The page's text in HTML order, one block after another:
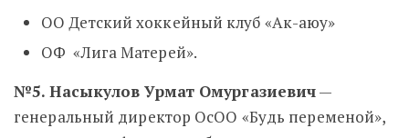
ОО Детский хоккейный клуб «Ак-аюу»
ОФ «Лига Матерей».
№5. Насыкулов Урмат Омургазиевич—
генеральный директор ОсОО «Будь переменой»,